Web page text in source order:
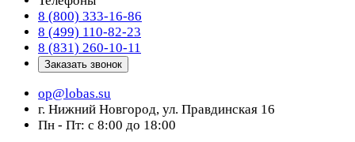
8 (800) 333-16-86
8 (499) 110-82-23
8 (831) 260-10-11
Заказать звонок
op@lobas.su
г. Нижний Новгород, ул. Правдинская 16
Пн - Пт: с 8:00 до 18:00